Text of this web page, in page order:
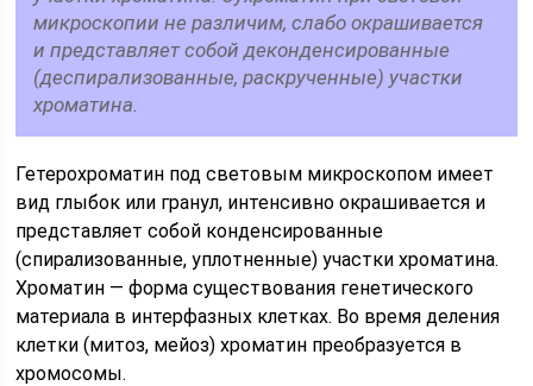
микроскопии не различим, слабо окрашивается
и представляет собой деконденсированные
(деспирализованные, раскрученные) участки
хроматина.
Гетерохроматин под световым микроскопом имеет
вид глыбок или гранул, интенсивно окрашивается и
представляет собой конденсированные
(спирализованные, уплотненные) участки хроматина.
Хроматин — форма существования генетического
материала в интерфазных клетках. Во время деления
клетки (митоз, мейоз) хроматин преобразуется в
хромосомы.